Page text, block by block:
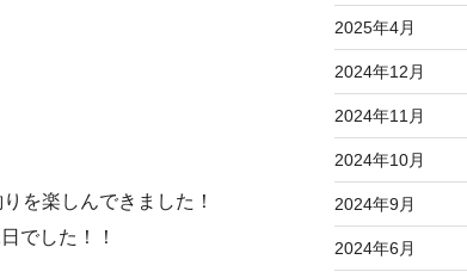
を楽しんできました！
でした！！
2025年4月
2024年12月
2024年11月
2024年10月
2024年9月
2024年6月